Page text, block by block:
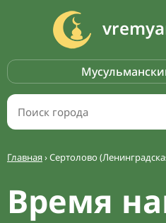
Главная›Сертолово
Время